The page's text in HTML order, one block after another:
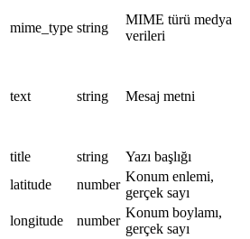
mime_type string
MIME türü medya
verileri
text string Mesaj metni
title
string Yazı başlığı
latitude
number
Konum enlemi,
gerçek sayı
longitude number
Konum boylamı,
gerçek sayı